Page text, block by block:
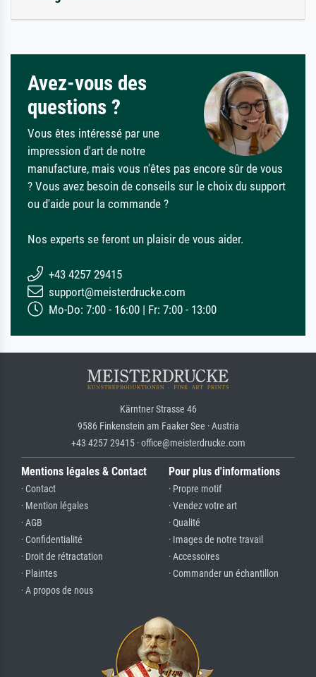
Avez-vous des
questions ?
Vous êtes intéressé par une
impression d'art de notre
manufacture, mais vous n'êtes pas encore sûr de vous
? Vous avez besoin de conseils sur le choix du support
ou d'aide pour la commande ?
Nos experts se feront un plaisir de vous aider.
+43 4257 29415
support@meisterdrucke.com
Mo-Do: 7:00 - 16:00 | Fr: 7:00 - 13:00
Kärntner Strasse 46
9586 Finkenstein am Faaker See · Austria
+43 4257 29415 · office@meisterdrucke.com
Mentions légales & Contact
· Contact
· Mention légales
· AGB
· Confidentialité
· Droit de rétractation
· Plaintes
· A propos de nous
Pour plus d'informations
· Propre motif
· Vendez votre art
· Qualité
· Images de notre travail
· Accessoires
· Commander un échantillon